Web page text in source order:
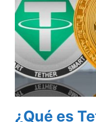
¿Qué es